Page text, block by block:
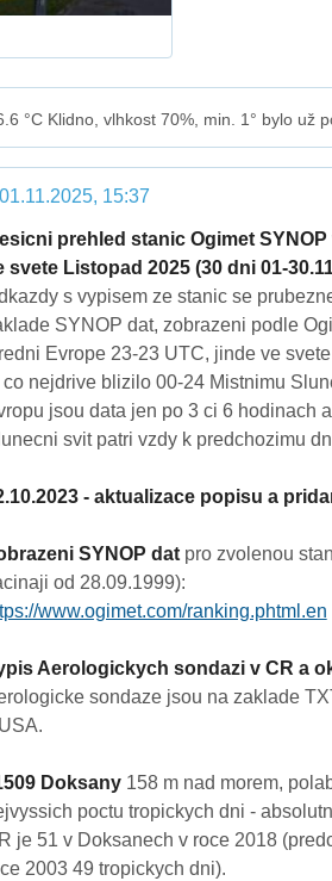
°C Klidno, vlhkost 70%, min. 1° bylo už
15:37
prehled stanic Ogimet
svete Listopad 2025 (30 dni 01-
s vypisem ze stanic se
SYNOP dat, zobrazeni podle
Evrope 23-23 UTC, jinde ve
co nejdrive blizilo 00-24 Mistnimu
jsou data jen po 3 ci 6 hodinach
svit patri vzdy k predchozimu
- aktualizace popisu a
SYNOP datpro zvolenou
od 28.09.1999):
www.ogimet.com/ranking.phtml.en
Aerologickych sondazi v CR a
sondaze jsou na zaklade
Doksany158 m nad morem,
poctu tropickych dni -
je 51 v Doksanech v roce 2018
2003 49 tropickych dni).